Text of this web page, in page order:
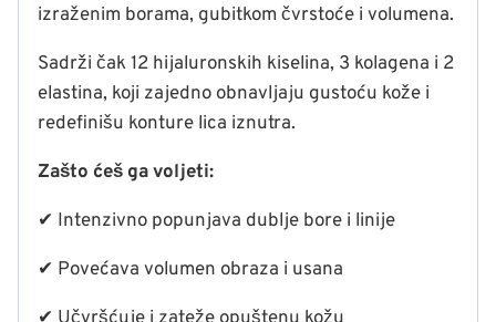
izraženim borama, gubitkom čvrstoće i volumena.
Sadrži čak 12 hijaluronskih kiselina, 3 kolagena i 2
elastina, koji zajedno obnavljaju gustoću kože i
redefinišu konture lica iznutra.
Zašto ćeš ga voljeti:
✔ Intenzivno popunjava dublje bore i linije
✔ Povećava volumen obraza i usana